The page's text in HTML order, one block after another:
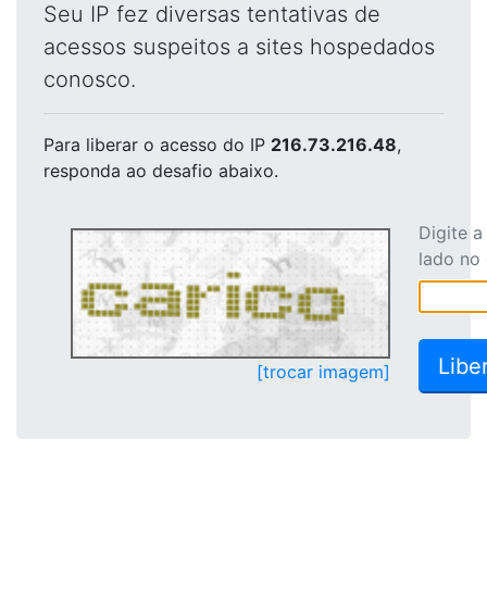
Seu IP fez diversas tentativas de
acessos suspeitos a sites hospedados
conosco.
Para liberar o acesso do IP 216.73.216.48,
responda ao desafio abaixo.
[trocar imagem]
Digite
lado no